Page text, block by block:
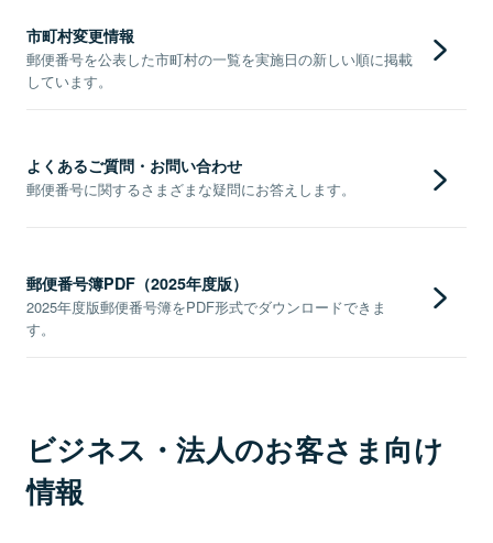
市町村変更情報
郵便番号を公表した市町村の一覧を実施日の新しい順に掲載
しています。
よくあるご質問・お問い合わせ
郵便番号に関するさまざまな疑問にお答えします。
郵便番号簿PDF（2025年度版）
2025年度版郵便番号簿をPDF形式でダウンロードできま
す。
ビジネス・法人のお客さま向け
情報